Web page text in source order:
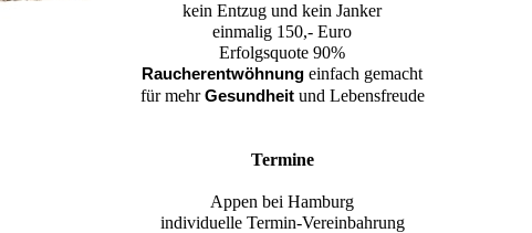
kein Entzug und kein Janker
einmalig 150,- Euro
Erfolgsquote 90%
Raucherentwöhnung einfach gemacht
für mehrGesundheitund Lebensfreude
Termine
Appen bei Hamburg
individuelle Termin-Vereinbahrung